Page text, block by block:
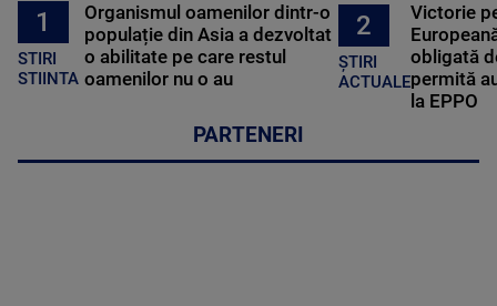
1
STIRI
STIINTA
Organismul oamenilor dintr-o
populație din Asia a dezvoltat
o abilitate pe care restul
oamenilor nu o au
2
ȘTIRI
ACTUALE
Victorie
obligată
permită
la EPPO
PARTENERI